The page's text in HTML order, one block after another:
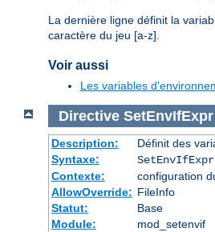
La dernière ligne définit la
caractère du jeu [a-z].
Voir aussi
Les variables
Directive SetEnvIfExpr
Description:
Définit des
Syntaxe:
SetEnvIfExpr
Contexte:
configuration
AllowOverride: FileInfo
Statut:
Base
Module:
mod_setenvif